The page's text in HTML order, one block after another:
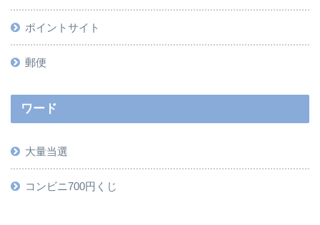
ポイントサイト
郵便
ワード
大量当選
コンビニ700円くじ